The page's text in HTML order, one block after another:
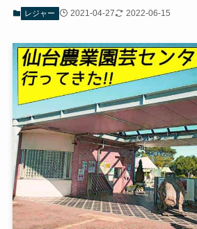
レジャー 2021-04-27 2022-06-15